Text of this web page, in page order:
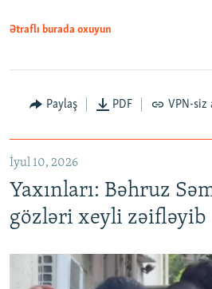
Ətraflı burada oxuyun
Paylaş PDF VPN-siz
İyul 10, 2026
Yaxınları: Bəhruz
gözləri xeyli zəifləyib